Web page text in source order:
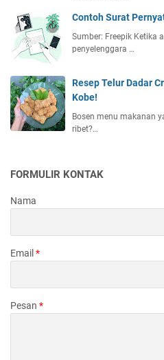
Contoh Surat
Sumber: Freepik Ketika
penyelenggara …
Resep Telur Dadar
Kobe!
Bosen menu makanan
ribet?…
FORMULIR KONTAK
Nama
Email *
Pesan *